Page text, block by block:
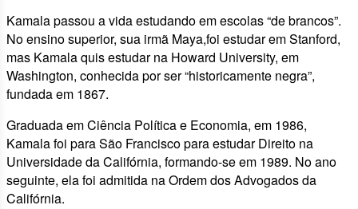
Kamala passou a vida estudando em escolas “de brancos”.
No ensino superior, sua irmã Maya,foi estudar em Stanford,
mas Kamala quis estudar na Howard University, em
Washington, conhecida por ser “historicamente negra”,
fundada em 1867.
Graduada em Ciência Política e Economia, em 1986,
Kamala foi para São Francisco para estudar Direito na
Universidade da Califórnia, formando-se em 1989. No ano
seguinte, ela foi admitida na Ordem dos Advogados da
Califórnia.